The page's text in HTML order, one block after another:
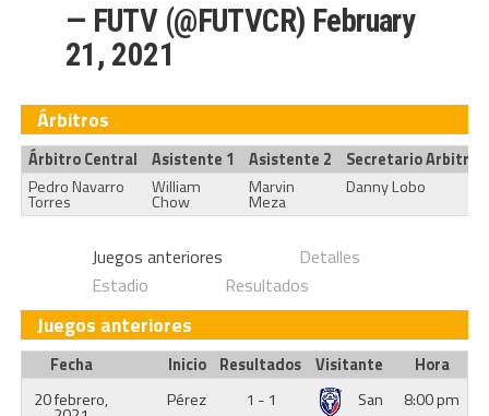
— FUTV (@FUTVCR) February
21, 2021
Árbitros
Árbitro Central Asistente 1 Asistente 2
Secretario Arbitral
Pedro Navarro
Torres
William
Chow
Marvin
Meza
Danny Lobo
Juegos anteriores
Detalles
Estadio
Resultados
Juegos anteriores
Fecha Inicio Resultados Visitante
Hora
20 febrero,
Pérez
1 - 1
San
8:00 pm